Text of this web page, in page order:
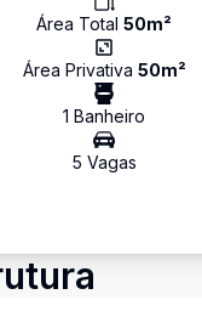
Área Total 50m²
Área Privativa 50m²
1 Banheiro
5 Vagas